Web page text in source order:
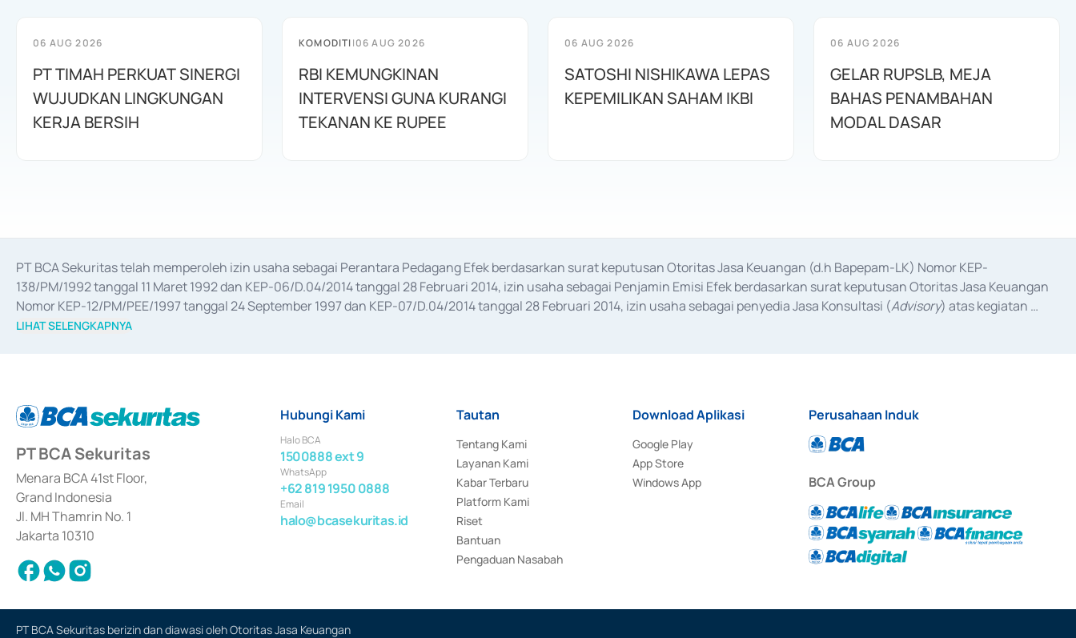
06 AUG 2026
PT TIMAH PERKUAT SINERGI
WUJUDKAN LINGKUNGAN
KERJA BERSIH
KOMODITI|06 AUG 2026
RBI KEMUNGKINAN
INTERVENSI GUNA KURANGI
TEKANAN KE RUPEE
06 AUG 2026
SATOSHI NISHIKAWA LEPAS
KEPEMILIKAN SAHAM IKBI
06 AUG 2026
GELAR RUPSLB, MEJA
BAHAS PENAMBAHAN
MODAL DASAR
PT BCA Sekuritas telah memperoleh izin usaha sebagai Perantara Pedagang Efek berdasarkan surat keputusan Otoritas Jasa Keuangan (d.h Bapepam-LK) Nomor KEP-
138/PM/1992 tanggal 11 Maret 1992 dan KEP-06/D.04/2014 tanggal 28 Februari 2014, izin usaha sebagai Penjamin Emisi Efek berdasarkan surat keputusan Otoritas Jasa Keuangan
Nomor KEP-12/PM/PEE/1997 tanggal 24 September 1997 dan KEP-07/D.04/2014 tanggal 28 Februari 2014, izin usaha sebagai penyedia Jasa Konsultasi (Advisory) atas kegiatan
merger, akuisisi, divestasi, dan
LIHAT SELENGKAPNYA
PT BCA Sekuritas
Menara BCA 41st Floor,
Grand Indonesia
Jl. MH Thamrin No. 1
Jakarta 10310
Hubungi Kami
Halo BCA
1500888 ext 9
WhatsApp
+62 819 1950 0888
Email
halo@bcasekuritas.id
Tautan
Tentang Kami
Layanan Kami
Kabar Terbaru
Platform Kami
Riset
Bantuan
Pengaduan Nasabah
Download Aplikasi
Google Play
App Store
Windows App
Perusahaan Induk
BCA Group
PT BCA Sekuritas berizin dan diawasi oleh Otoritas Jasa Keuangan